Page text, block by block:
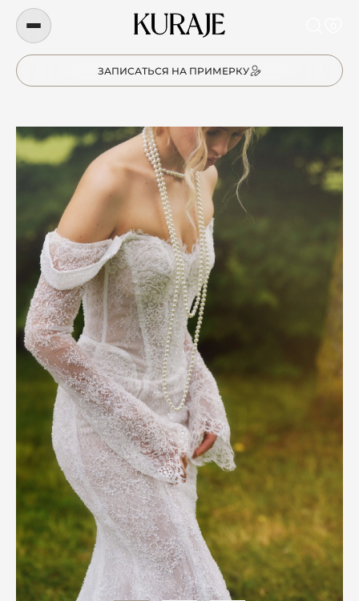
ЗАПИСАТЬСЯ НА ПРИМЕРКУ